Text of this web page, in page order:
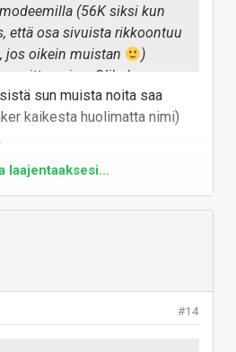
(56K siksi kun
että osa sivuista rikkoontuu
jos oikein muistan
)
soittosarjan. Olikohan se
, vaiclabretrojoka tuon teki,
nyt osunut silmään sitä
Ciscon reitittimet
esim. parikaapeli <--
sun muista noita saa
kaikesta huolimatta nimi)
laajentaaksesi...
#14